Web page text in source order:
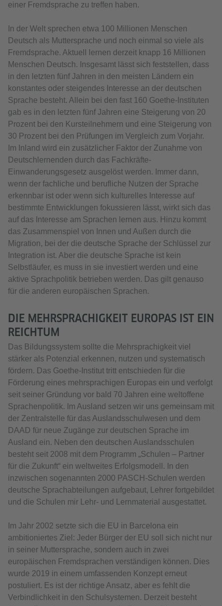
einer Fremdsprache zu treffen haben.
In der Welt sprechen etwa 100 Millionen Menschen
Deutsch als Muttersprache und noch einmal so viele als
Fremdsprache. Aktuell lernen derzeit knapp 16 Millionen
Menschen Deutsch. Insgesamt lässt sich feststellen, dass
in den letzten fünf Jahren in den meisten Ländern ein
konstantes oder steigendes Interesse an der deutschen
Sprache besteht. Allein bei den fast 160 Goethe-Instituten
gab es in den letzten fünf Jahren eine Steigerung von 20
Prozent bei den Kursteilnehmern und eine Steigerung von
30 Prozent bei den Prüfungen im Vergleich zum Vorjahr.
Im Inland wird ein zusätzlicher Faktor der Zunahme von
Deutschlernenden durch das Fachkräfte-
Einwanderungsgesetz ausgelöst werden. Immer dann,
wenn der fachliche und berufliche Nutzen der Sprache
erkennbar ist oder wenn sich kulturelles Interesse auf
bestimmte Entwicklungen fokussieren lässt, wirkt sich das
auf das Interesse am Sprachen lernen aus. Hinzu kommt
das Zusammenspiel von Innen und Außen durch die
Migration, bei der die deutsche Sprache der Schlüssel zur
Integration ist. Aber die deutsche Sprache ist kein
Selbstläufer, es muss in sie investiert werden und eine
aktive Sprachpolitik betrieben werden. Das gilt genauso
für die anderen europäischen Sprachen.
DIE MEHRSPRACHIGKEIT EUROPAS IST EIN
REICHTUM
Das Bildungssystem sollte die Mehrsprachigkeit viel
stärker als Potenzial erkennen, nutzen und systematisch
fördern. Das Goethe-Institut tritt entschieden für die
Förderung eines mehrsprachigen Europas ein und verfolgt
seit seiner Gründung vor bald 70 Jahren eine weltoffene
Sprachenpolitik. Im Ausland setzen wir uns gemeinsam mit
der Zentralstelle für das Auslandsschulwesen und dem
DAAD für neue Zugänge zur deutschen Sprache im
Ausland ein. Neben den deutschen Auslandsschulen
besteht seit 2008 mit dem Programm „Schulen – Partner
für die Zukunft“ ein weltweites Erfolgsmodell. In den
inzwischen sogenannten 2000 PASCH-Schulen werden
deutsche Sprachabteilungen aufgebaut, Lehrer fortgebildet
und die Schulen mir Lehr- und Lernmaterial ausgestattet.
Im Jahr 2002 setzte sich die EU in Barcelona ein
ambitioniertes Ziel: Jeder Bürger der EU soll sich nicht nur
in seiner Muttersprache, sondern auch in zwei
europäischen Fremdsprachen verständigen können. Dies
wurde 2019 in einem umfassenden Konzept erneut
postuliert. Es ist der richtige Ansatz, aber es fehlt die
Verbindlichkeit in den Schulsystemen. Derzeit besteht